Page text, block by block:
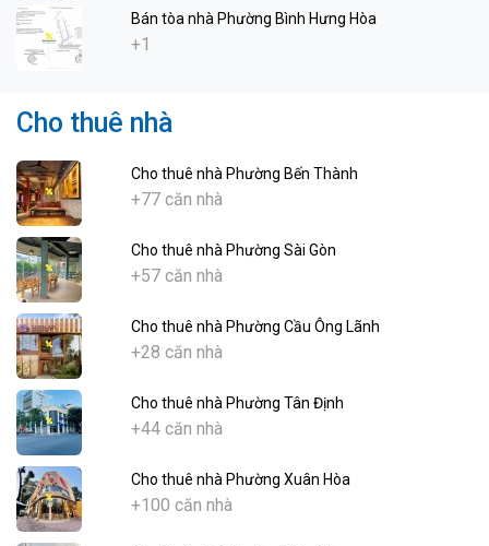
Bán tòa nhà Phường Bình Hưng Hòa
+1
Cho thuê nhà
Cho thuê nhà Phường Bến Thành
+77 căn nhà
Cho thuê nhà Phường Sài Gòn
+57 căn nhà
Cho thuê nhà Phường Cầu Ông Lãnh
+28 căn nhà
Cho thuê nhà Phường Tân Định
+44 căn nhà
Cho thuê nhà Phường Xuân Hòa
+100 căn nhà